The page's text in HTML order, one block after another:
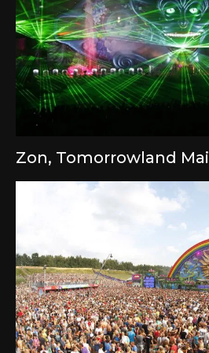
Zon, Tomorrowland